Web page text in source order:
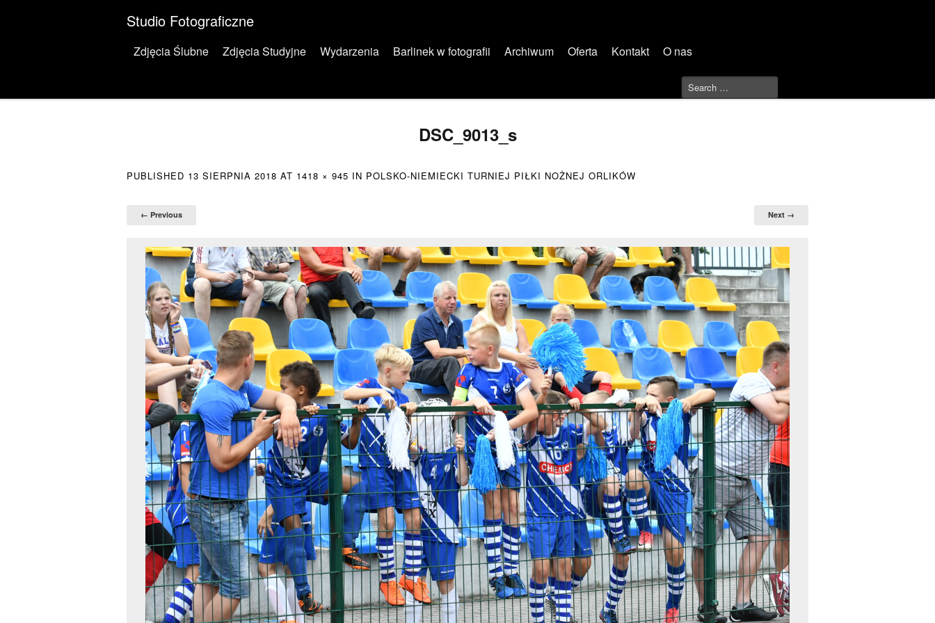
Studio Fotograficzne
Menu
Skip to content
Zdjęcia Ślubne Zdjęcia Studyjne Wydarzenia Barlinek w fotografii Archiwum Oferta Kontakt O nas
DSC_9013_s
PUBLISHED 13 SIERPNIA 2018 AT 1418 × 945 IN POLSKO-NIEMIECKI TURNIEJ PIŁKI NOŻNEJ ORLIKÓW
← Previous Next →